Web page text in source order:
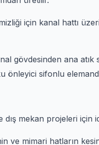
için kanal hattı
gövdesinden ana atık
önleyici sifonlu
mekan projeleri için
ve mimari hatların